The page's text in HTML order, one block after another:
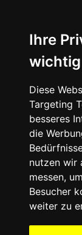
Ihre
wichtig
Diese
Targeting
besseres
die
nutzen wir
messen,
Besucher
weiter zu